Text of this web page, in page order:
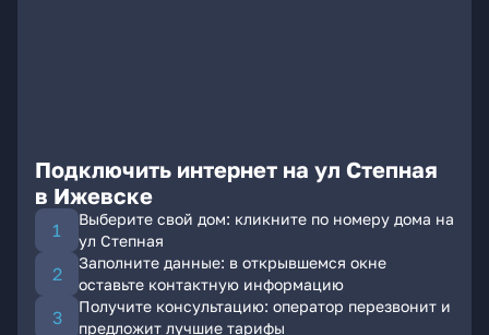
Подключить интернет на ул Степная
в Ижевске
Выберите свой дом: кликните по номеру дома на
ул Степная
Заполните данные: в открывшемся окне
оставьте контактную информацию
Получите консультацию: оператор перезвонит и
предложит лучшие тарифы